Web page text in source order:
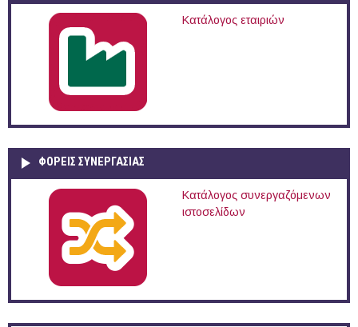
Κατάλογος εταιριών
ΦΟΡΕΙΣ ΣΥΝΕΡΓΑΣΙΑΣ
Κατάλογος συνεργαζόμενων
ιστοσελίδων